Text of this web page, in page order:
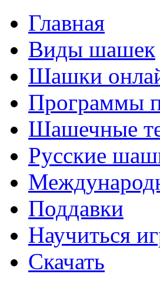
Главная
Виды шашек
Шашки
Программы
Шашечные
Русские
Поддавки
Научиться
Скачать